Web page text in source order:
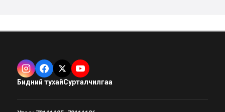
Бидний тухайСурталчилгаа